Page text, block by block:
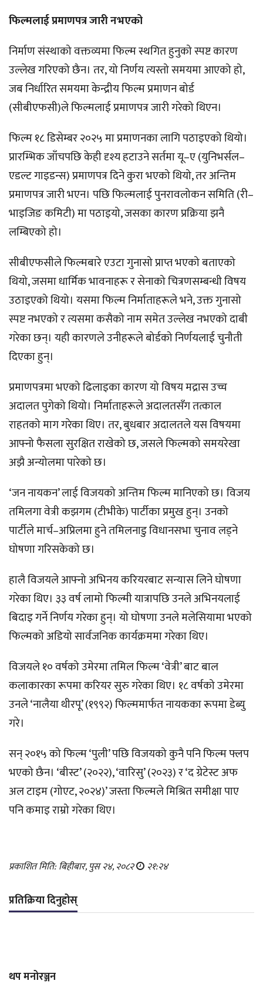
फिल्मलाई प्रमाणपत्र जारी नभएको
निर्माण संस्थाको वक्तव्यमा फिल्म स्थगित हुनुको स्पष्ट कारण
उल्लेख गरिएको छैन। तर, यो निर्णय त्यस्तो समयमा आएको हो,
जब निर्धारित समयमा केन्द्रीय फिल्म प्रमाणन बोर्ड
(सीबीएफसी)ले फिल्मलाई प्रमाणपत्र जारी गरेको थिएन।
फिल्म १८ डिसेम्बर २०२५ मा प्रमाणनका लागि पठाइएको थियो।
प्रारम्भिक जाँचपछि केही दृश्य हटाउने सर्तमा यू–ए (युनिभर्सल–
एडल्ट गाइडन्स) प्रमाणपत्र दिने कुरा भएको थियो, तर अन्तिम
प्रमाणपत्र जारी भएन। पछि फिल्मलाई पुनरावलोकन समिति (री–
भाइजिङ कमिटी) मा पठाइयो, जसका कारण प्रक्रिया झनै
लम्बिएको हो।
सीबीएफसीले फिल्मबारे एउटा गुनासो प्राप्त भएको बताएको
थियो, जसमा धार्मिक भावनाहरू र सेनाको चित्रणसम्बन्धी विषय
उठाइएको थियो। यसमा फिल्म निर्माताहरूले भने, उक्त गुनासो
स्पष्ट नभएको र त्यसमा कसैको नाम समेत उल्लेख नभएको दाबी
गरेका छन्। यही कारणले उनीहरूले बोर्डको निर्णयलाई चुनौती
दिएका हुन्।
प्रमाणपत्रमा भएको ढिलाइका कारण यो विषय मद्रास उच्च
अदालत पुगेको थियो। निर्माताहरूले अदालतसँग तत्काल
राहतको माग गरेका थिए। तर, बुधबार अदालतले यस विषयमा
आफ्नो फैसला सुरक्षित राखेको छ, जसले फिल्मको समयरेखा
अझै अन्योलमा पारेको छ।
‘जन नायकन’ लाई विजयको अन्तिम फिल्म मानिएको छ। विजय
तमिलगा वेत्री कझगम (टीभीके) पार्टीका प्रमुख हुन्। उनको
पार्टीले मार्च–अप्रिलमा हुने तमिलनाडु विधानसभा चुनाव लड्ने
घोषणा गरिसकेको छ।
हालै विजयले आफ्नो अभिनय करियरबाट सन्यास लिने घोषणा
गरेका थिए। ३३ वर्ष लामो फिल्मी यात्रापछि उनले अभिनयलाई
बिदाइ गर्ने निर्णय गरेका हुन्। यो घोषणा उनले मलेसियामा भएको
फिल्मको अडियो सार्वजनिक कार्यक्रममा गरेका थिए।
विजयले १० वर्षको उमेरमा तमिल फिल्म ‘वेत्री’ बाट बाल
कलाकारका रूपमा करियर सुरु गरेका थिए। १८ वर्षको उमेरमा
उनले ‘नालैया थीरपू’ (१९९२) फिल्ममार्फत नायकका रूपमा डेब्यु
गरे।
सन् २०१५ को फिल्म ‘पुली’ पछि विजयको कुनै पनि फिल्म फ्लप
भएको छैन। ‘बीस्ट’ (२०२२), ‘वारिसु’ (२०२३) र ‘द ग्रेटेस्ट अफ
अल टाइम (गोएट, २०२४)’ जस्ता फिल्मले मिश्रित समीक्षा पाए
पनि कमाइ राम्रो गरेका थिए।
प्रकाशित मिति: बिहीबार, पुस २४, २०८२ २१:२४
प्रतिक्रिया दिनुहोस्
थप मनोरञ्जन